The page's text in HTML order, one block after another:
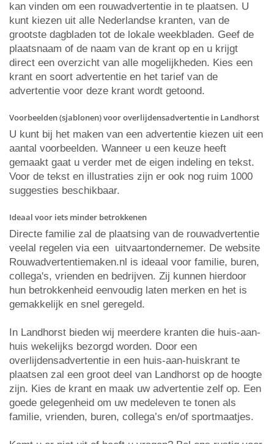
kan vinden om een rouwadvertentie in te plaatsen. U
kunt kiezen uit alle Nederlandse kranten, van de
grootste dagbladen tot de lokale weekbladen. Geef de
plaatsnaam of de naam van de krant op en u krijgt
direct een overzicht van alle mogelijkheden. Kies een
krant en soort advertentie en het tarief van de
advertentie voor deze krant wordt getoond.
Voorbeelden (sjablonen) voor overlijdensadvertentie in Landhorst
U kunt bij het maken van een advertentie kiezen uit een
aantal voorbeelden. Wanneer u een keuze heeft
gemaakt gaat u verder met de eigen indeling en tekst.
Voor de tekst en illustraties zijn er ook nog ruim 1000
suggesties beschikbaar.
Ideaal voor iets minder betrokkenen
Directe familie zal de plaatsing van de rouwadvertentie
veelal regelen via een uitvaartondernemer. De website
Rouwadvertentiemaken.nl is ideaal voor familie, buren,
collega's, vrienden en bedrijven. Zij kunnen hierdoor
hun betrokkenheid eenvoudig laten merken en het is
gemakkelijk en snel geregeld.
In Landhorst bieden wij meerdere kranten die huis-aan-
huis wekelijks bezorgd worden. Door een
overlijdensadvertentie in een huis-aan-huiskrant te
plaatsen zal een groot deel van Landhorst op de hoogte
zijn. Kies de krant en maak uw advertentie zelf op. Een
goede gelegenheid om uw medeleven te tonen als
familie, vrienden, buren, collega’s en/of sportmaatjes.